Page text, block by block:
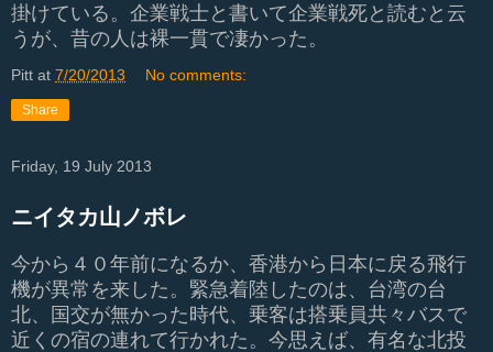
掛けている。企業戦士と書いて企業戦死と読むと云
うが、昔の人は裸一貫で凄かった。
Pitt at 7/20/2013 No comments:
Share
Friday, 19 July 2013
ニイタカ山ノボレ
今から４０年前になるか、香港から日本に戻る飛行
機が異常を来した。緊急着陸したのは、台湾の台
北、国交が無かった時代、乗客は搭乗員共々バスで
近くの宿の連れて行かれた。今思えば、有名な北投